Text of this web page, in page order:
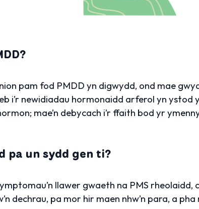
pam fod PMDD yn digwydd, ond mae
i’r newidiadau hormonaidd arferol yn ystod
mae’n debycach i’r ffaith bod yr
pa un sydd gen ti?
llawer gwaeth na PMS rheolaidd,
dechrau, pa mor hir maen nhw’n para, a